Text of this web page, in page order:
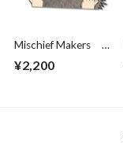
Mischief Makers
¥2,200